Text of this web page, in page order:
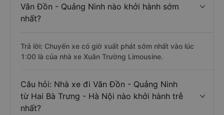
Vân Đồn - Quảng Ninh nào khởi hành sớm
nhất?
Trả lời: Chuyến xe có giờ xuất phát sớm nhất vào lúc
1:00 là của nhà xe Xuân Trường Limousine.
Câu hỏi: Nhà xe đi Vân Đồn - Quảng Ninh
từ Hai Bà Trưng - Hà Nội nào khởi hành trễ
nhất?